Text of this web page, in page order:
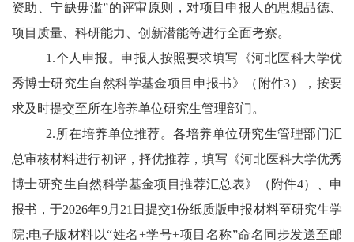
资助、宁缺毋滥”的评审原则，对项目申报人的思想品德、
项目质量、科研能力、创新潜能等进行全面考察。
1.个人申报。申报人按照要求填写《河北医科大学优
秀博士研究生自然科学基金项目申报书》（附件3），按要
求及时提交至所在培养单位研究生管理部门。
2.所在培养单位推荐。各培养单位研究生管理部门汇
总审核材料进行初评，择优推荐，填写《河北医科大学优秀
博士研究生自然科学基金项目推荐汇总表》（附件4）、申
报书 ，于2026年9月21日提交1份纸质版申报材料至研究生学
院;电子版材料以“姓名+学号+项目名称”命名同步发送至邮